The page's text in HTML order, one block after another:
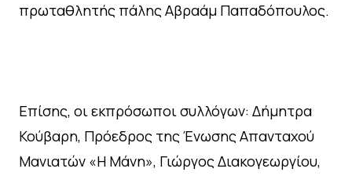
πρωταθλητής πάλης Αβραάμ Παπαδόπουλος.
Επίσης, οι εκπρόσωποι συλλόγων: Δήμητρα
Κούβαρη, Πρόεδρος της Ένωσης Απανταχού
Μανιατών «Η Μάνη», Γιώργος Διακογεωργίου,